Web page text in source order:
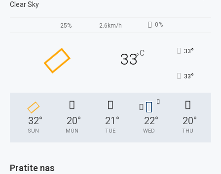
Clear Sky
25% 2.6km/h 0%
33°C 33°
33°
32°
SUN
20°
MON
21 °
TUE
22°
WED
20°
THU
Pratite nas